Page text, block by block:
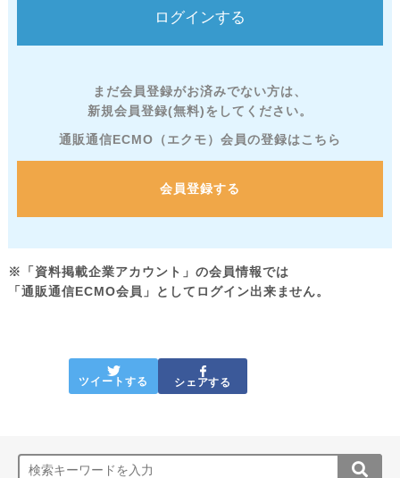
まだ会員登録がお済みでない方は、
新規会員登録(無料)をしてください。
通販通信ECMO（エクモ）会員の登録はこちら
会員登録する
※「資料掲載企業アカウント」の会員情報では
「通販通信ECMO会員」としてログイン出来ません。
ツイートする シェアする